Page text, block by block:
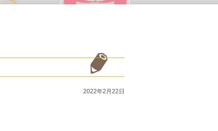
2022年2月22日